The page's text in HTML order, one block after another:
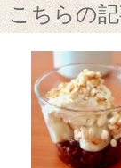
こちらの